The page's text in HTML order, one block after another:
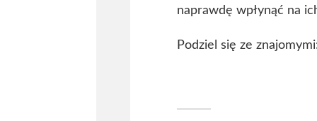
naprawdę wpłynąć na
Podziel się ze